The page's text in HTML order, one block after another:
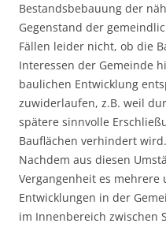
Bestandsbebauung der
Gegenstand der
Fällen leider nicht, ob die
Interessen der Gemeinde
baulichen Entwicklung
zuwiderlaufen, z.B. weil
spätere sinnvolle
Bauflächen verhindert wird.
Nachdem aus diesen
Vergangenheit es
Entwicklungen in der
im Innenbereich zwischen